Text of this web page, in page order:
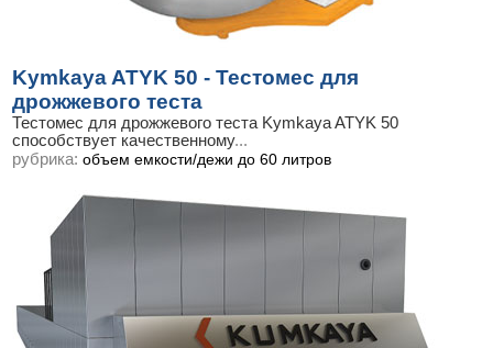
Kymkaya ATYK 50 - Тестомес для
дрожжевого теста
Тестомес для дрожжевого теста Kymkaya ATYK 50
способствует качественному...
рубрика: объем емкости/дежи до 60 литров